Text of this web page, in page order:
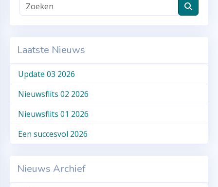
Laatste Nieuws
Update 03 2026
Nieuwsflits 02 2026
Nieuwsflits 01 2026
Een succesvol 2026
Nieuws Archief